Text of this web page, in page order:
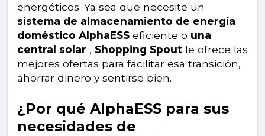
energéticos. Ya sea que necesite un
sistema de almacenamiento de energía
doméstico AlphaESS eficiente o una
central solar , Shopping Spout le ofrece las
mejores ofertas para facilitar esa transición,
ahorrar dinero y sentirse bien.
¿Por qué AlphaESS para sus
necesidades de